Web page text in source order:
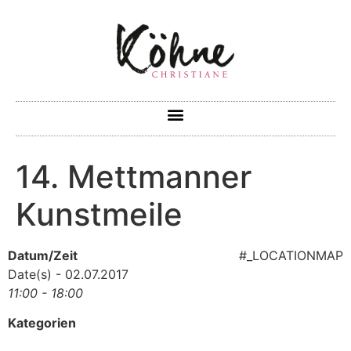
14. Mettmanner
Kunstmeile
#_LOCATIONMAP
Datum/Zeit
Date(s) - 02.07.2017
11:00 - 18:00
Kategorien